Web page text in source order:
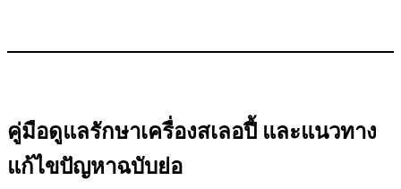
คู่มือดูแลรักษาเครื่องสเลอปี้ และแนวทาง
แก้ไขปัญหาฉบับย่อ